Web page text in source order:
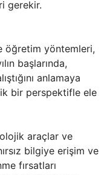
gerekir.
öğretim yöntemleri,
başlarında,
anlamaya
bir perspektifle ele
araçlar ve
bilgiye erişim ve
fırsatları